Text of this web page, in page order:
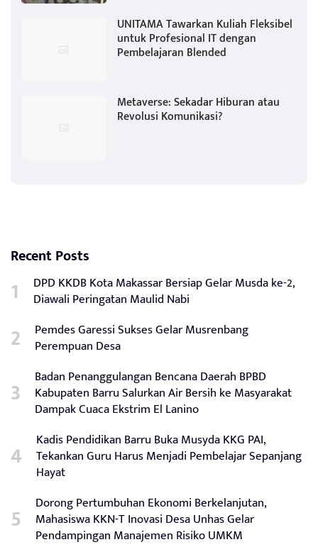
UNITAMA Tawarkan Kuliah Fleksibel
untuk Profesional IT dengan
Pembelajaran Blended
Metaverse: Sekadar Hiburan atau
Revolusi Komunikasi?
Recent Posts
DPD KKDB Kota Makassar Bersiap Gelar Musda ke-2,
Diawali Peringatan Maulid Nabi
Pemdes Garessi Sukses Gelar Musrenbang
Perempuan Desa
Badan Penanggulangan Bencana Daerah BPBD
Kabupaten Barru Salurkan Air Bersih ke Masyarakat
Dampak Cuaca Ekstrim El Lanino
Kadis Pendidikan Barru Buka Musyda KKG PAI,
Tekankan Guru Harus Menjadi Pembelajar Sepanjang
Hayat
Dorong Pertumbuhan Ekonomi Berkelanjutan,
Mahasiswa KKN-T Inovasi Desa Unhas Gelar
Pendampingan Manajemen Risiko UMKM